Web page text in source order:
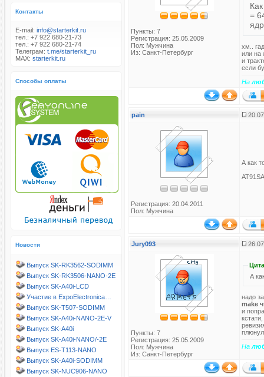
Контакты
E-mail: info@starterkit.ru
тел.: +7 922 680-21-73
тел.: +7 922 680-21-74
Телеграм: t.me/starterkit_ru
MAX: starterkit.ru
Способы оплаты
Новости
Выпуск SK-RK3562-SODIMM
Выпуск SK-RK3506-NANO-2E
Выпуск SK-A40i-LCD
Участие в ExpoElectronica…
Выпуск SK-T507-SODIMM
Выпуск SK-A40i-NANO-2E-V
Выпуск SK-A40i
Выпуск SK-A40i-NANO/-2E
Выпуск ES-T113-NANO
Выпуск SK-A40i-SODIMM
Выпуск SK-NUC906-NANO
Пункты: 7
Регистрация: 25.05.2009
Пол: Мужчина
Из: Санкт-Петербург
=
хм..
или
и
если
На
pain
Регистрация: 20.04.2011
Пол: Мужчина
А как
Jury093
Пункты: 7
Регистрация: 25.05.2009
Пол: Мужчина
Из: Санкт-Петербург
А
надо
make
и
На